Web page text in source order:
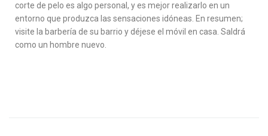
corte de pelo es algo personal, y es mejor realizarlo en un
entorno que produzca las sensaciones idóneas. En resumen;
visite la barbería de su barrio y déjese el móvil en casa. Saldrá
como un hombre nuevo.